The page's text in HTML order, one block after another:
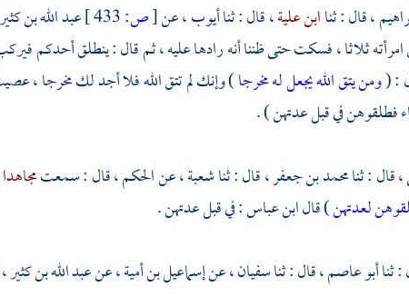
،قال : ثناابن علية ،قال : ثناأيوب ،عن[ص: عبد الله بن
ثلاثا ، فسكت حتى ظننا أنه رادها عليه ، ثم قال : ينطلق أحدكم
: (ومن يتق الله يجعل له مخرجا) وإنك لم تتق الله فلا أجد لك مخرجا ،
فطلقوهن في قبل عدتهن ) .
قال : ثنامحمد بن جعفر ،قال : ثناشعبة ،عنالحكم ،قال : سمعتمجاهدا
لعدتهن) قالابن عباس: في قبل عدتهن .
ثناأبو عاصم ،قال : ثناسفيان ،عنإسماعيل بن أمية ،عنعبد الله بن كثير ،